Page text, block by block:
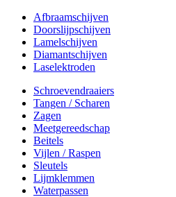
Afbraamschijven
Doorslijpschijven
Lamelschijven
Diamantschijven
Laselektroden
Schroevendraaiers
Tangen / Scharen
Zagen
Meetgereedschap
Beitels
Vijlen / Raspen
Sleutels
Lijmklemmen
Waterpassen